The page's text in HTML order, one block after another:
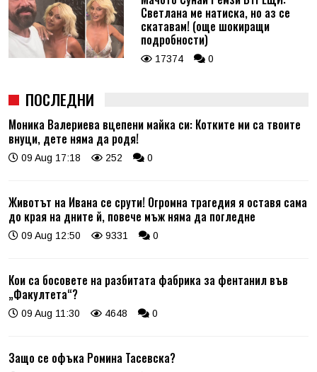
Светлана ме натиска, но аз се
скатавам! (още шокиращи
подробности)
17374 0
ПОСЛЕДНИ
Моника Валериева вцепени майка си: Котките ми са твоите
внуци, дете няма да родя!
09 Aug 17:18 252 0
Животът на Ивана се срути! Огромна трагедия я оставя сама
до края на дните й, повече мъж няма да погледне
09 Aug 12:50 9331 0
Кои са босовете на разбитата фабрика за фентанил във
„Факултета“?
09 Aug 11:30 4648 0
Защо се офъка Ромина Тасевска?